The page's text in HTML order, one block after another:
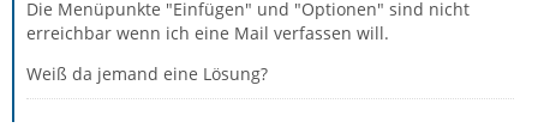
Die Menüpunkte "Einfügen" und "Optionen" sind nicht
erreichbar wenn ich eine Mail verfassen will.
Weiß da jemand eine Lösung?